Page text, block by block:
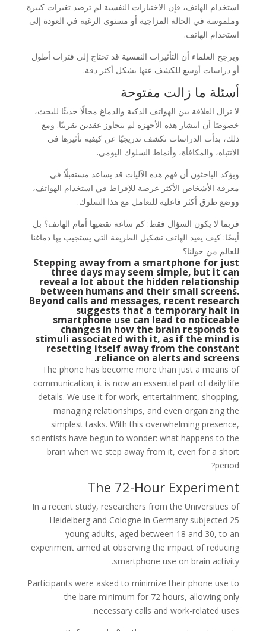
استخدام الهاتف، فإن الاختبارات النفسية لم ترصد تغيرات كبيرة
وملموسة في الحالة المزاجية أو مستوى الرغبة في العودة إلى
استخدام الهاتف.
ويرجح العلماء أن التأثيرات النفسية قد تحتاج إلى فترات أطول
أو دراسات أوسع للكشف عنها بشكل أكثر دقة.
أسئلة ما زالت مفتوحة
لا تزال العلاقة بين الهواتف الذكية والدماغ مجالًا حديثًا للبحث،
خصوصًا أن انتشار هذه الأجهزة لم يتجاوز عقدين تقريبًا. ومع
ذلك، بدأت الدراسات تكشف تدريجيًا عن كيفية تأثيرها في
الانتباه، والمكافأة، وأنماط السلوك اليومي.
ويؤكد الباحثون أن فهم هذه الآليات قد يساعد مستقبلًا في
معرفة الأشخاص الأكثر عرضة للإفراط في استخدام الهواتف،
ووضع طرق أكثر فاعلية للتعامل مع هذا السلوك.
فربما لا يكون السؤال فقط: كم ساعة نقضيها أمام الهاتف؟ بل
أيضًا: كيف يعيد الهاتف تشكيل الطريقة التي يستجيب بها دماغنا
للعالم من حولنا؟
Stepping away from a smartphone for just
three days may seem simple, but it can
reveal a lot about the hidden relationship
between humans and their small screens.
Beyond calls and messages, recent research
suggests that a temporary halt in
smartphone use can lead to noticeable
changes in how the brain responds to
stimuli associated with it, as if the mind is
resetting itself away from the constant
reliance on alerts and screens.
The phone has become more than just a means of
communication; it is now an essential part of daily life
details. We use it for work, entertainment, shopping,
managing relationships, and even organizing the
simplest tasks. With this overwhelming presence,
scientists have begun to wonder: what happens to the
brain when we step away from it, even for a short
period?
The 72-Hour Experiment
In a recent study, researchers from the Universities of
Heidelberg and Cologne in Germany subjected 25
young adults, aged between 18 and 30, to an
experiment aimed at observing the impact of reducing
smartphone use on brain activity.
Participants were asked to minimize their phone use to
the bare minimum for 72 hours, allowing only
necessary calls and work-related uses.